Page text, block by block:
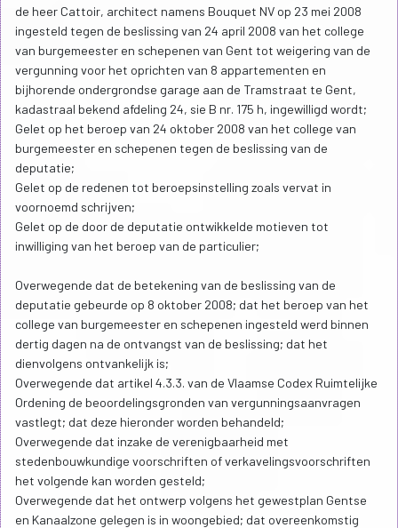
de heer Cattoir, architect namens Bouquet NV op 23 mei 2008
ingesteld tegen de beslissing van 24 april 2008 van het college
van burgemeester en schepenen van Gent tot weigering van de
vergunning voor het oprichten van 8 appartementen en
bijhorende ondergrondse garage aan de Tramstraat te Gent,
kadastraal bekend afdeling 24, sie B nr. 175 h, ingewilligd wordt;
Gelet op het beroep van 24 oktober 2008 van het college van
burgemeester en schepenen tegen de beslissing van de
deputatie;
Gelet op de redenen tot beroepsinstelling zoals vervat in
voornoemd schrijven;
Gelet op de door de deputatie ontwikkelde motieven tot
inwilliging van het beroep van de particulier;
Overwegende dat de betekening van de beslissing van de
deputatie gebeurde op 8 oktober 2008; dat het beroep van het
college van burgemeester en schepenen ingesteld werd binnen
dertig dagen na de ontvangst van de beslissing; dat het
dienvolgens ontvankelijk is;
Overwegende dat artikel 4.3.3. van de Vlaamse Codex Ruimtelijke
Ordening de beoordelingsgronden van vergunningsaanvragen
vastlegt; dat deze hieronder worden behandeld;
Overwegende dat inzake de verenigbaarheid met
stedenbouwkundige voorschriften of verkavelingsvoorschriften
het volgende kan worden gesteld;
Overwegende dat het ontwerp volgens het gewestplan Gentse
en Kanaalzone gelegen is in woongebied; dat overeenkomstig